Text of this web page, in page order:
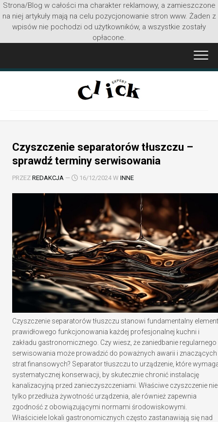
Strona/Blog w całości ma charakter reklamowy, a zamieszczone
na niej artykuły mają na celu pozycjonowanie stron www. Żaden z
wpisów nie pochodzi od użytkowników, a wszystkie zostały
opłacone.
treści
Czyszczenie separatorów tłuszczu –
sprawdź terminy serwisowania
PRZEZ REDAKCJA — 16/12/2024 W INNE
Czyszczenie separatorów tłuszczu stanowi fundamentalny element
prawidłowego funkcjonowania każdej profesjonalnej kuchni i
zakładu gastronomicznego. Czy wiesz, że zaniedbanie regularnego
serwisowania może prowadzić do poważnych awarii i znaczących
strat finansowych? Separator tłuszczu to urządzenie, które
systematycznej konserwacji, by skutecznie chronić instalację
kanalizacyjną przed zanieczyszczeniami. Właściwe czyszczenie nie
tylko przedłuża żywotność urządzenia, ale również zapewnia
zgodność z obowiązującymi normami środowiskowymi.
Właściciele lokali gastronomicznych często zastanawiają się nad